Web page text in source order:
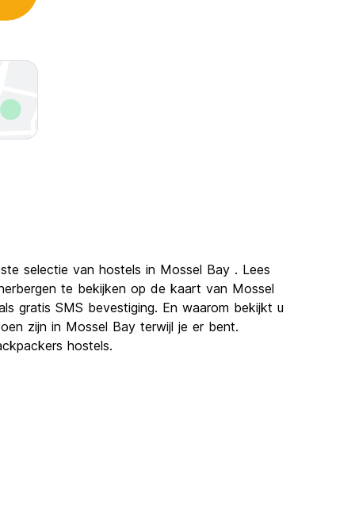
selectie van hostels in Mossel Bay . Lees
te bekijken op de kaart van Mossel
gratis SMS bevestiging. En waarom bekijkt u
zijn in Mossel Bay terwijl je er bent.
hostels.